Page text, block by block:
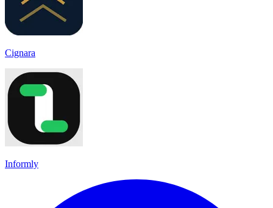
Cignara
Informly